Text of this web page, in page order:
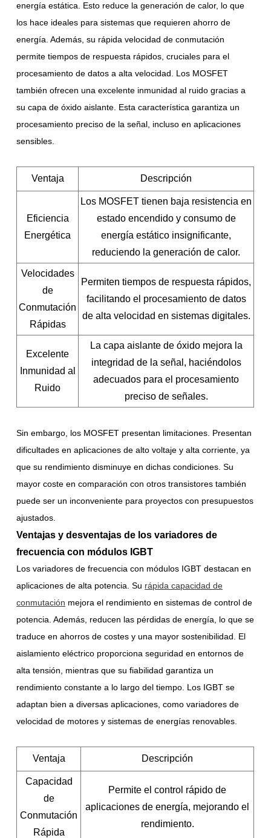
energía estática. Esto reduce la generación de calor, lo que
los hace ideales para sistemas que requieren ahorro de
energía. Además, su rápida velocidad de conmutación
permite tiempos de respuesta rápidos, cruciales para el
procesamiento de datos a alta velocidad. Los MOSFET
también ofrecen una excelente inmunidad al ruido gracias a
su capa de óxido aislante. Esta característica garantiza un
procesamiento preciso de la señal, incluso en aplicaciones
sensibles.
Ventaja Descripción
Eficiencia
Energética
Los MOSFET tienen baja resistencia en
estado encendido y consumo de
energía estático insignificante,
reduciendo la generación de calor.
Velocidades
de
Conmutación
Rápidas
Permiten tiempos de respuesta rápidos,
facilitando el procesamiento de datos
de alta velocidad en sistemas digitales.
Excelente
Inmunidad al
Ruido
La capa aislante de óxido mejora la
integridad de la señal, haciéndolos
adecuados para el procesamiento
preciso de señales.
Sin embargo, los MOSFET presentan limitaciones. Presentan
dificultades en aplicaciones de alto voltaje y alta corriente, ya
que su rendimiento disminuye en dichas condiciones. Su
mayor coste en comparación con otros transistores también
puede ser un inconveniente para proyectos con presupuestos
ajustados.
Ventajas y desventajas de los variadores de
frecuencia con módulos IGBT
Los variadores de frecuencia con módulos IGBT destacan en
aplicaciones de alta potencia. Su rápida capacidad de
conmutación mejora el rendimiento en sistemas de control de
potencia. Además, reducen las pérdidas de energía, lo que se
traduce en ahorros de costes y una mayor sostenibilidad. El
aislamiento eléctrico proporciona seguridad en entornos de
alta tensión, mientras que su fiabilidad garantiza un
rendimiento constante a lo largo del tiempo. Los IGBT se
adaptan bien a diversas aplicaciones, como variadores de
velocidad de motores y sistemas de energías renovables.
Ventaja Descripción
Capacidad
de
Conmutación
Rápida
Permite el control rápido de
aplicaciones de energía, mejorando el
rendimiento.